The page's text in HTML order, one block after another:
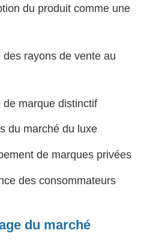
du produit comme une
rayons de vente au
marque distinctif
du marché du luxe
de marques privées
des consommateurs
du marché